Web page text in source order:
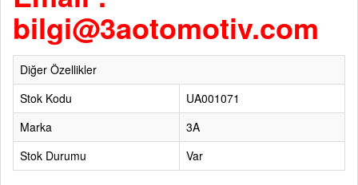
bilgi@3aotomotiv.com
Diğer Özellikler
Stok Kodu
UA001071
Marka
3A
Stok Durumu
Var